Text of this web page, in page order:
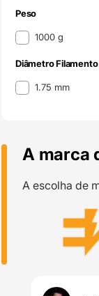
Peso
Peso1000 g
Diâmetro Filamento
Diâmetro Filamento
1.75 mm
A marca
A escolha de